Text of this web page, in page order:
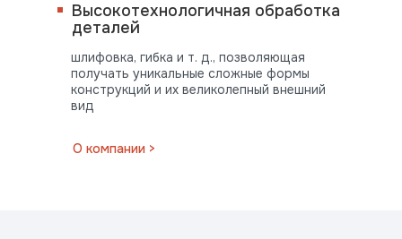
шлифовка, гибка и т. д., позволяющая
получать уникальные сложные формы
конструкций и их великолепный внешний
вид
О компании >
Высокотехнологичная обработка
деталей
ВО ВСЕ РЕГИОНЫ СТРАНЫ